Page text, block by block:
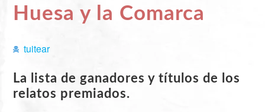
Huesa y la Comarca
tuitear
La lista de ganadores y títulos de los
relatos premiados.